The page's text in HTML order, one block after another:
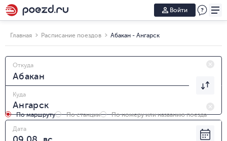
Войти
Главная Расписание поездов Абакан - Ангарск
Откуда
Куда
По маршруту По станции
По номеру или названию поезда
Дата